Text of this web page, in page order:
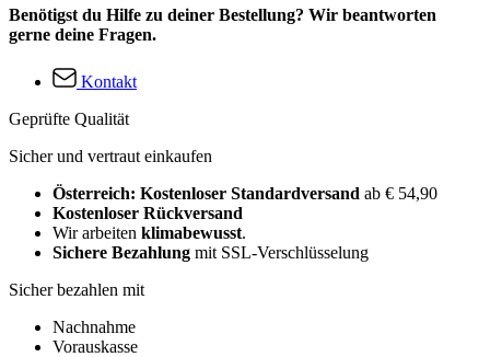
Benötigst du Hilfe zu deiner Bestellung? Wir beantworten
gerne deine Fragen.
Kontakt
Geprüfte Qualität
Sicher und vertraut einkaufen
Österreich: Kostenloser Standardversand ab € 54,90
Kostenloser Rückversand
Wir arbeiten klimabewusst.
Sichere Bezahlung mit SSL-Verschlüsselung
Sicher bezahlen mit
Nachnahme
Vorauskasse